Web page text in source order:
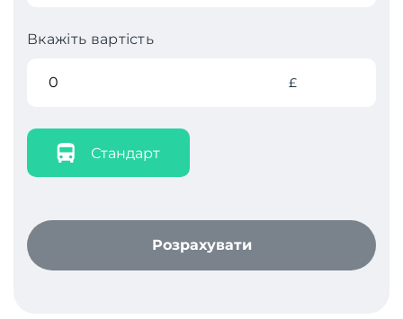
Вкажіть вартість
£
Стандарт
Розрахувати